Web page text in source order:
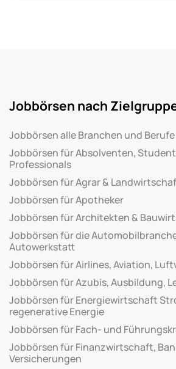
Jobbörsen nach
Jobbörsen alle Branchen und Berufe
Jobbörsen für Absolventen,
Professionals
Jobbörsen für Agrar &
Jobbörsen für Apotheker
Jobbörsen für Architekten &
Jobbörsen für die
Autowerkstatt
Jobbörsen für Airlines, Aviation,
Jobbörsen für Azubis, Ausbildung,
Jobbörsen für Energiewirtschaft
regenerative Energie
Jobbörsen für Fach- und
Jobbörsen für Finanzwirtschaft,
Versicherungen